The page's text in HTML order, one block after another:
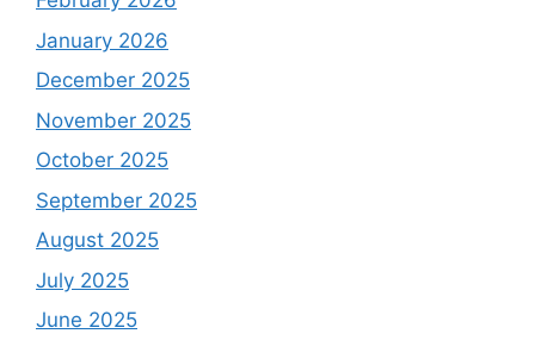
January 2026
December 2025
November 2025
October 2025
September 2025
August 2025
July 2025
June 2025